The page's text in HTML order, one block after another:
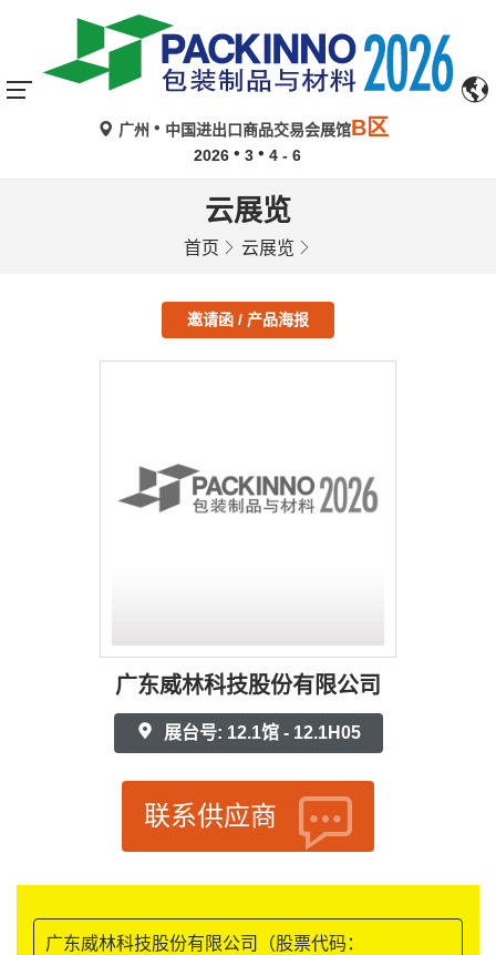
广州 中国进出口商品交易会展馆B区
2026 3 4 - 6
云展览
首页 云展览
邀请函 / 产品海报
广东威林科技股份有限公司
展台号: 12.1馆 - 12.1H05
联系供应商
广东威林科技股份有限公司（股票代码：